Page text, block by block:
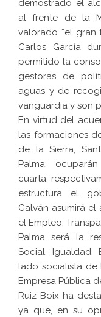
demostrado el
al frente de la
valorado “el
Carlos García
permitido la
gestoras de
aguas y de
vanguardia y son
En virtud del
las formaciones
de la Sierra,
Palma,
cuarta,
estructura el
Galván asumirá
el Empleo,
Palma será la
Social, Igualdad,
lado socialista
Empresa Pública
Ruiz Boix ha
ya que, en su